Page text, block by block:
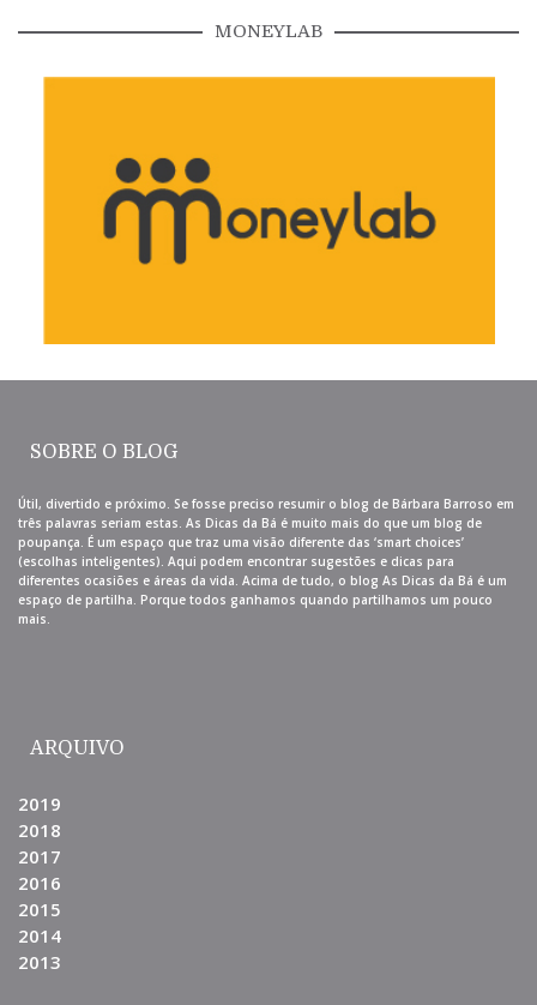
MONEYLAB
SOBRE O BLOG
Útil, divertido e próximo. Se fosse preciso resumir o blog de Bárbara Barroso em
três palavras seriam estas. As Dicas da Bá é muito mais do que um blog de
poupança. É um espaço que traz uma visão diferente das ‘smart choices’
(escolhas inteligentes). Aqui podem encontrar sugestões e dicas para
diferentes ocasiões e áreas da vida. Acima de tudo, o blog As Dicas da Bá é um
espaço de partilha. Porque todos ganhamos quando partilhamos um pouco
mais.
ARQUIVO
2019
2018
2017
2016
2015
2014
2013